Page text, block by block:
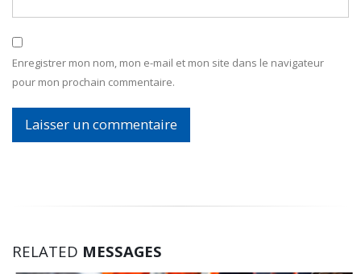
Enregistrer mon nom, mon e-mail et mon site dans le navigateur
pour mon prochain commentaire.
RELATED MESSAGES